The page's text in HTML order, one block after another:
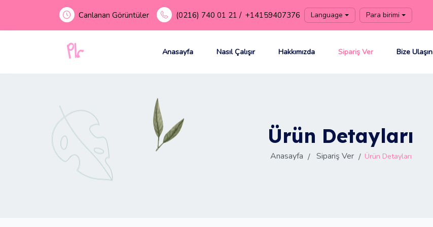
Canlanan Görüntüler (0216) 740 01 21 / +14159407376 Language Para birimi
Anasayfa Nasıl Çalışır Hakkımızda Sipariş Ver Bize Ulaşın
Ürün Detayları
Anasayfa Sipariş Ver Ürün Detayları